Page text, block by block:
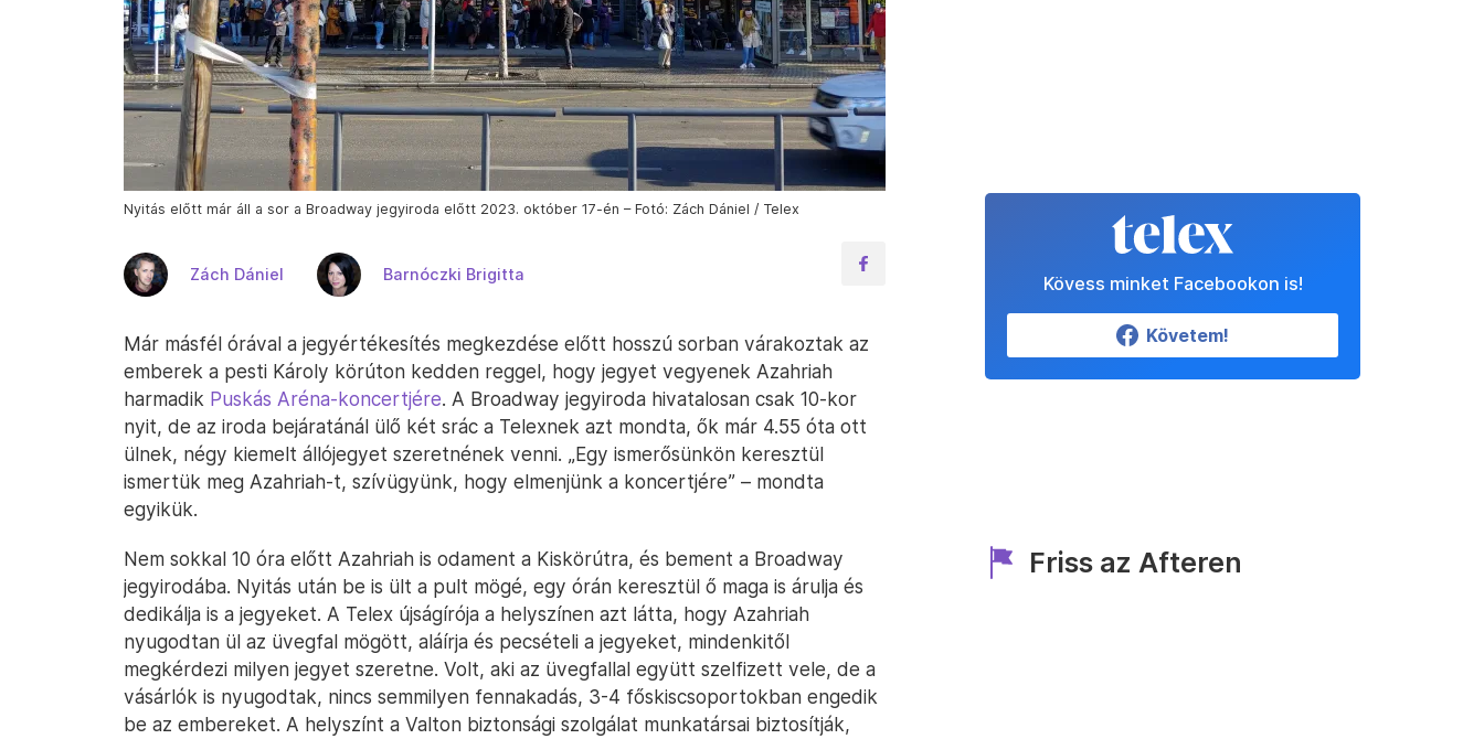
Nyitás előtt már áll a sor a Broadway jegyiroda előtt 2023. október 17-én – Fotó: Zách Dániel / Telex
Zách Dániel Barnóczki Brigitta
Már másfél órával a jegyértékesítés megkezdése előtt hosszú sorban várakoztak az
emberek a pesti Károly körúton kedden reggel, hogy jegyet vegyenek Azahriah
harmadik Puskás Aréna-koncertjére. A Broadway jegyiroda hivatalosan csak 10-kor
nyit, de az iroda bejáratánál ülő két srác a Telexnek azt mondta, ők már 4.55 óta ott
ülnek, négy kiemelt állójegyet szeretnének venni. „Egy ismerősünkön keresztül
ismertük meg Azahriah-t, szívügyünk, hogy elmenjünk a koncertjére” – mondta
egyikük.
Nem sokkal 10 óra előtt Azahriah is odament a Kiskörútra, és bement a Broadway
jegyirodába. Nyitás után be is ült a pult mögé, egy órán keresztül ő maga is árulja és
dedikálja is a jegyeket. A Telex újságírója a helyszínen azt látta, hogy Azahriah
nyugodtan ül az üvegfal mögött, aláírja és pecsételi a jegyeket, mindenkitől
megkérdezi milyen jegyet szeretne. Volt, aki az üvegfallal együtt szelfizett vele, de a
vásárlók is nyugodtak, nincs semmilyen fennakadás, 3-4 főskiscsoportokban engedik
be az embereket. A helyszínt a Valton biztonsági szolgálat munkatársai biztosítják,
Kövess minket Facebookon is!
Követem!
Friss az Afteren